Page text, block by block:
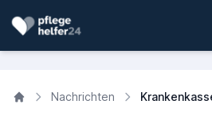
Nachrichten